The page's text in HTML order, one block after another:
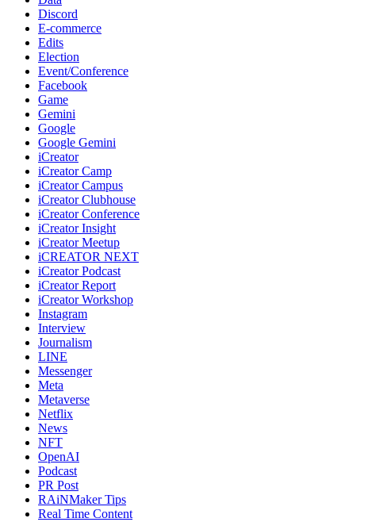
Discord
E-commerce
Edits
Election
Event/Conference
Facebook
Game
Gemini
Google
Google Gemini
iCreator
iCreator Camp
iCreator Campus
iCreator Clubhouse
iCreator Conference
iCreator Insight
iCreator Meetup
iCREATOR NEXT
iCreator Podcast
iCreator Report
iCreator Workshop
Instagram
Interview
Journalism
LINE
Messenger
Meta
Metaverse
Netflix
News
NFT
OpenAI
Podcast
PR Post
RAiNMaker Tips
Real Time Content